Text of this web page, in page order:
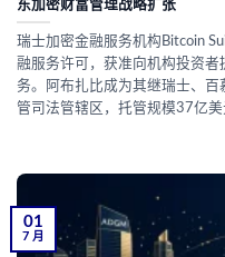
东加密财富管理战略扩张
瑞士加密金融服务机构Bitcoin
融服务许可，获准向机构投资
务。阿布扎比成为其继瑞士、
管司法管辖区，托管规模37亿美
01
7 月